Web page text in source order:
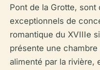
Pont de la Grotte, sont
exceptionnels de
romantique du XVIIIe
présente une
alimenté par la rivière,